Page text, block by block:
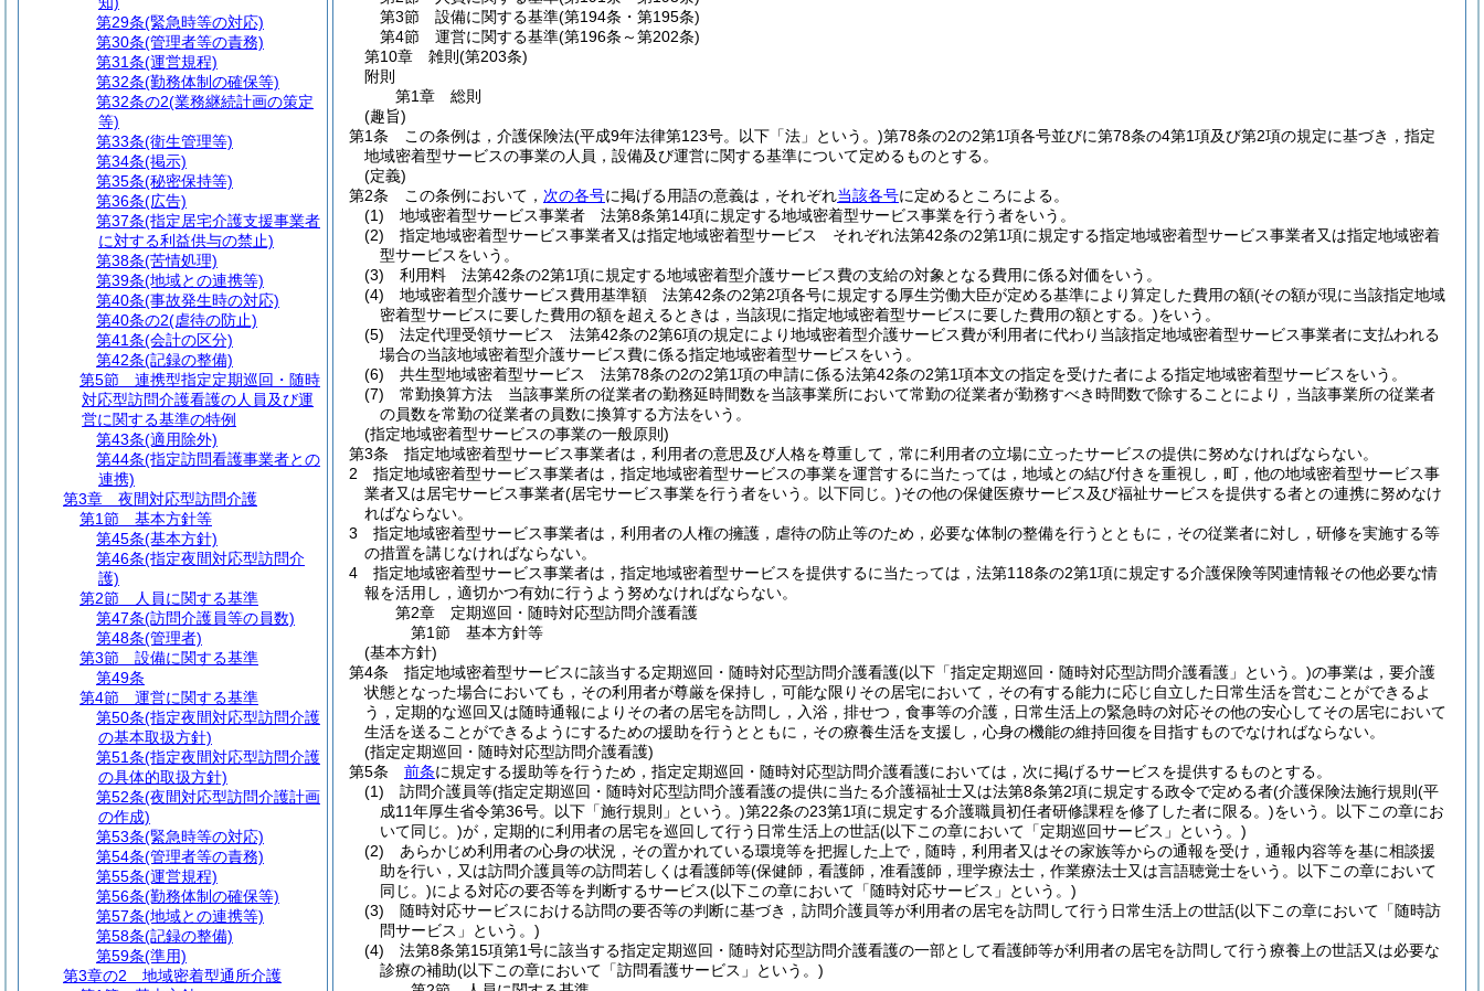
第3節
設備に関する基準(第194条・第195条)
第4節
運営に関する基準(第196条～第202条)
第10章
雑則 (第203条)
附則
第1章
総則
(趣旨)
第1条
この条例は，介護保険法(平成9年法律第123号。以下「法」という。)第78条の2の2第1項各号並びに第78条の4第1項及び第2項の規定に基づき，指定
地域密着型サービスの事業の人員，設備及び運営に関する基準について定めるものとする。
(定義)
第2条
この条例において， 次の各号に掲げる用語の意義は，それぞれ当該各号に定めるところによる。
(1)
地域密着型サービス事業者 法第8条第14項に規定する地域密着型サービス事業を行う者をいう。
(2)
指定地域密着型サービス事業者又は指定地域密着型サービス それぞれ法第42条の2第1項に規定する指定地域密着型サービス事業者又は指定地域密着
型サービスをいう。
(3)
利用料 法第42条の2第1項に規定する地域密着型介護サービス費の支給の対象となる費用に係る対価をいう。
(4)
地域密着型介護サービス費用基準額 法第42条の2第2項各号に規定する厚生労働大臣が定める基準により算定した費用の額(その額が現に当該指定地域
密着型サービスに要した費用の額を超えるときは，当該現に指定地域密着型サービスに要した費用の額とする。)をいう。
(5)
法定代理受領サービス 法第42条の2第6項の規定により地域密着型介護サービス費が利用者に代わり当該指定地域密着型サービス事業者に支払われる
場合の当該地域密着型介護サービス費に係る指定地域密着型サービスをいう。
(6)
共生型地域密着型サービス 法第78条の2の2第1項の申請に係る法第42条の2第1項本文の指定を受けた者による指定地域密着型サービスをいう。
(7)
常勤換算方法 当該事業所の従業者の勤務延時間数を当該事業所において常勤の従業者が勤務すべき時間数で除することにより，当該事業所の従業者
の員数を常勤の従業者の員数に換算する方法をいう。
(指定地域密着型サービスの事業の一般原則)
第3条
指定地域密着型サービス事業者は，利用者の意思及び人格を尊重して，常に利用者の立場に立ったサービスの提供に努めなければならない。
2
指定地域密着型サービス事業者は，指定地域密着型サービスの事業を運営するに当たっては，地域との結び付きを重視し，町，他の地域密着型サービス事
業者又は居宅サービス事業者(居宅サービス事業を行う者をいう。以下同じ。)その他の保健医療サービス及び福祉サービスを提供する者との連携に努めなけ
ればならない。
3
指定地域密着型サービス事業者は，利用者の人権の擁護，虐待の防止等のため，必要な体制の整備を行うとともに，その従業者に対し，研修を実施する等
の措置を講じなければならない。
4
指定地域密着型サービス事業者は，指定地域密着型サービスを提供するに当たっては，法第118条の2第1項に規定する介護保険等関連情報その他必要な情
報を活用し，適切かつ有効に行うよう努めなければならない。
第2章
定期巡回・随時対応型訪問介護看護
第1節
基本方針等
(基本方針)
第4条
指定地域密着型サービスに該当する定期巡回・随時対応型訪問介護看護(以下「指定定期巡回・随時対応型訪問介護看護」という。)の事業は，要介護
状態となった場合においても，その利用者が尊厳を保持し，可能な限りその居宅において，その有する能力に応じ自立した日常生活を営むことができるよ
う，定期的な巡回又は随時通報によりその者の居宅を訪問し，入浴，排せつ，食事等の介護，日常生活上の緊急時の対応その他の安心してその居宅において
生活を送ることができるようにするための援助を行うとともに，その療養生活を支援し，心身の機能の維持回復を目指すものでなければならない。
(指定定期巡回・随時対応型訪問介護看護)
第5条
前条に規定する援助等を行うため，指定定期巡回・随時対応型訪問介護看護においては，次に掲げるサービスを提供するものとする。
(1)
訪問介護員等(指定定期巡回・随時対応型訪問介護看護の提供に当たる介護福祉士又は法第8条第2項に規定する政令で定める者(介護保険法施行規則 (平
成11年厚生省令第36号。以下「施行規則」という。)第22条の23第1項に規定する介護職員初任者研修課程を修了した者に限る。)をいう。以下この章にお
いて同じ。)が，定期的に利用者の居宅を巡回して行う日常生活上の世話(以下この章において「定期巡回サービス」という。)
(2)
あらかじめ利用者の心身の状況，その置かれている環境等を把握した上で，随時，利用者又はその家族等からの通報を受け，通報内容等を基に相談援
助を行い，又は訪問介護員等の訪問若しくは看護師等(保健師，看護師，准看護師，理学療法士，作業療法士又は言語聴覚士をいう。以下この章において
同じ。)による対応の要否等を判断するサービス(以下この章において「随時対応サービス」という。)
(3)
随時対応サービスにおける訪問の要否等の判断に基づき，訪問介護員等が利用者の居宅を訪問して行う日常生活上の世話(以下この章において「随時訪
問サービス」という。)
(4)
法第8条第15項第1号に該当する指定定期巡回・随時対応型訪問介護看護の一部として看護師等が利用者の居宅を訪問して行う療養上の世話又は必要な
診療の補助(以下この章において「訪問看護サービス」という。)
第29条(緊急時等の対応)
第30条(管理者等の責務)
第31条(運営規程)
第32条(勤務体制の確保等)
第32条の2(業務継続計画の策定
等)
第33条(衛生管理等)
第34条(掲示)
第35条(秘密保持等)
第36条(広告)
第37条(指定居宅介護支援事業者
に対する利益供与の禁止)
第38条(苦情処理)
第39条(地域との連携等)
第40条(事故発生時の対応)
第40条の2(虐待の防止)
第41条(会計の区分)
第42条(記録の整備)
第5節
連携型指定定期巡回・随時
対応型訪問介護看護の人員及び運
営に関する基準の特例
第43条(適用除外)
第44条(指定訪問看護事業者との
連携)
第3章
夜間対応型訪問介護
第1節
基本方針等
第45条(基本方針)
第46条(指定夜間対応型訪問介
護)
第2節
人員に関する基準
第47条(訪問介護員等の員数)
第48条(管理者)
第3節
設備に関する基準
第49条
第4節
運営に関する基準
第50条(指定夜間対応型訪問介護
の基本取扱方針)
第51条(指定夜間対応型訪問介護
の具体的取扱方針)
第52条(夜間対応型訪問介護計画
の作成)
第53条(緊急時等の対応)
第54条(管理者等の責務)
第55条(運営規程)
第56条(勤務体制の確保等)
第57条(地域との連携等)
第58条(記録の整備)
第59条(準用)
第3章の2
地域密着型通所介護